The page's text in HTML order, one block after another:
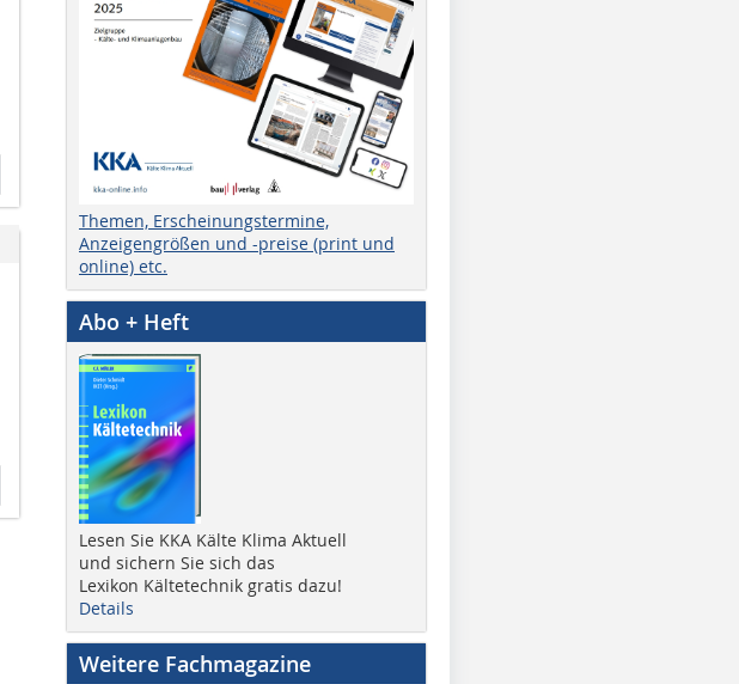
Themen, Erscheinungstermine,
Anzeigengrößen und -preise (print und
online) etc.
Abo + Heft
Lesen Sie KKA Kälte Klima Aktuell
und sichern Sie sich das
Lexikon Kältetechnik gratis dazu!
Details
Weitere Fachmagazine